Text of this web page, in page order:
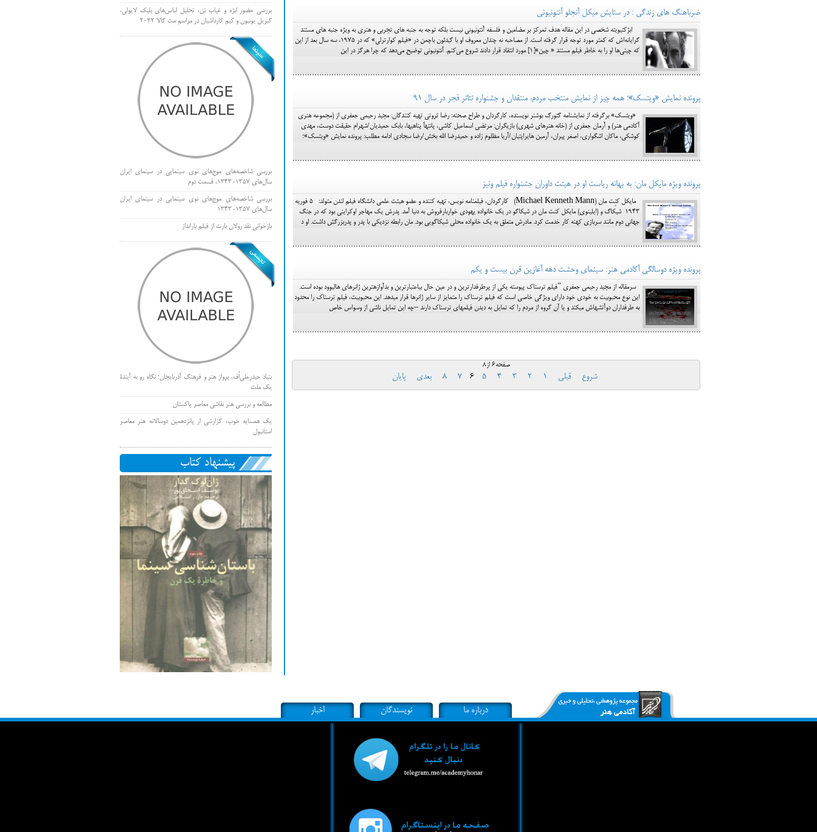
ضرباهنگ های زندگی : در ستایش میکل آنجلو آنتونیونی
ابژکتیویته شخصی در این مقاله هدف تمرکز بر مضامین و فلسفه آنتونیونی نیست بلکه توجه به جنبه های تجربی و هنری به ویژه جنبه های مستند
گرایانه‌اش که کمتر مورد توجه قرار گرفته است. از مصاحبه نه چندان معروف او با گیدئون باچمن در «فیلم کوارترلی» که در 1975، سه سال بعد از این
که چینی‌ها او را به خاطر فیلم مستند « چین»[1] مورد انتقاد قرار دادند شروع می‌کنم. آنتونیونی توضیح می‌دهد که چرا هرگز در این
پرونده نمایش «ویتسک»؛ همه چیز از نمایش منتخب مردم، منتقدان و جشنواره تئاتر فجر در سال 91
«ویتسک» برگرفته از نمایشنامه گئورگ بوشنر نویسنده، کارگردان و طراح صحنه: رضا ثروتی تهیه کنندگان: مجید رحیمی جعفری از (مجموعه هنری
آکادمی هنر) و آرمان جعفری از (خانه هنرهای شهری) بازیگران: مرتضی اسماعیل کاشی، پانته‎آ پناهی‎ها، بابک حمیدیان/شهرام حقیقت دوست، مهدی
کوشکی، ماکان اشگواری، اصغر پیران، آرمین هایراپتیان/آریا مظلوم زاده و حمیدرضا الله بخش/رضا سجادی ادامه مطلب: پرونده نمایش «ویتسک»؛
پرونده ویژه مایکل مان: به بهانه ریاست او در هیئت داوران جشنواره فیلم ونیز
مایکل کنِت مان (Michael Kenneth Mann) کارگردان، فیلمنامه نویس، تهیه کننده و عضو هیئت علمی دانشگاه فیلم لندن متولد: 5 فوریه
1943 شیکاگ و (ایلی‎نوی) مایکل کنت مان در شیکاگو در یک خانواده یهودی خواربارفروش به دنیا آمد. پدرش یک مهاجر اوکراینی بود که در جنگ
جهانی دوم مانند سربازی کهنه کار خدمت کرد. مادرش متعلق به یک خانواده محلی شیکاگویی بود. مان رابطه نزدیکی با پدر و پدربزرگش داشت. او د
پرونده ویژه دوسالگی آکادمی هنر: سینمای وحشت دهه آغازین قرن بیست و یکم
سرمقاله از مجید رحیمی جعفری "فیلم ترسناک پیوسته یکی از پرطرفدارترین و در عین حال بی‎اعتبارترین و بدآوازه‎ترین ژانرهای هالیوود بوده است.
این نوع محبوبیت به خودی خود دارای ویژگی‎ خاصی است که فیلم ترسناک را متمایز از سایر ژانرها قرار می‎دهد. این محبوبیت، فیلم ترسناک را محدود
به طرفداران دوآتشه‎اش می‎کند و یا آن گروه از مردم را که تمایل به دیدن فیلم‎های ترسناک دارند –چه این تمایل ناشی از وسواس خاص
صفحه6 از8
شروع قبلی 1
2
3
4
5
6
7
8 بعدی پایان
بررسی حضور ابژه و غیاب تن، تحلیل لباس‌های بلیک لایولی،
گبریل یونیون و کیم کارداشیان در مراسم مت گالا ۲۰۲۲
بررسی شاخصه‌های موج‌های نوی سینمایی در سینمای ایران
سال‌های 1357-1343، قسمت دوم
بررسی شاخصه‌های موج‌های نوی سینمایی در سینمای ایران
سال‌های 1357-1343
بازخوانی نقد رولان بارت از فیلم بارانداز
بنیاد حیدرعلی‌اُف، پرواز هنر و فرهنگ آذربایجان؛ نگاه رو به آیندۀ
یک ملت
مطالعه و بررسی هنر نقاشی معاصر پاکستان
یک همسایه خوب، گزارشی از پانزدهمین دوسالانه هنر معاصر
استانبول
پیشنهاد کتاب
درباره ما نویسندگان اخبار